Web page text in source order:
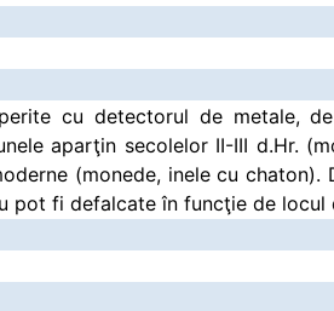
cu detectorul de metale,
aparţin secolelor II-III d.Hr.
(monede, inele cu chaton).
pot fi defalcate în funcţie de locul